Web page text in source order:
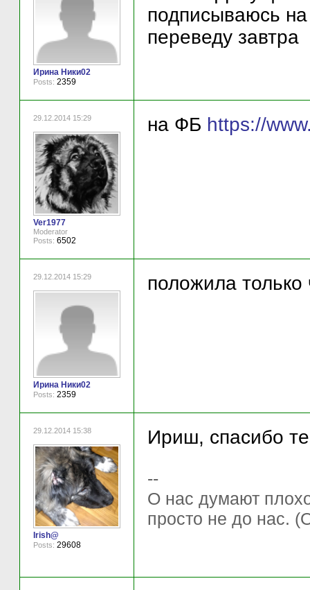
Ирина Ники02
Posts: 2359
подписываюсь
переведу завтра
29.12.2014 15:29
Ver1977
Moderator
Posts: 6502
на ФБ https://
29.12.2014 15:29
Ирина Ники02
Posts: 2359
положила только
29.12.2014 15:38
Irish@
Posts: 29608
Ириш, спасибо
--
О нас думают
просто не до нас.